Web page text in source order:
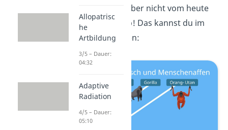
Mensch stammt aber nicht vom heute
lebenden Affen ab! Das kannst du im
Stammbaum sehen:
Allopatrisc
he
Artbildung
3/5 – Dauer:
04:32
Adaptive
Radiation
4/5 – Dauer:
05:10